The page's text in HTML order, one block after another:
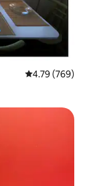
औसत रेटिंग 5 में से
4.79 (769)